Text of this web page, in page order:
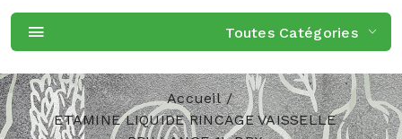
Toutes Catégories
Accueil
ETAMINE LIQUIDE RINCAGE VAISSELLE